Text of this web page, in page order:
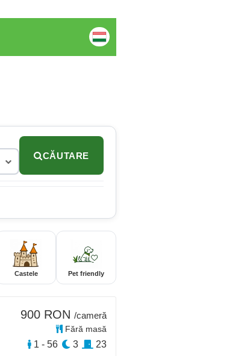
CĂUTARE
Castele Pet friendly
900 RON /cameră
Fără masă
1 - 56 3 23